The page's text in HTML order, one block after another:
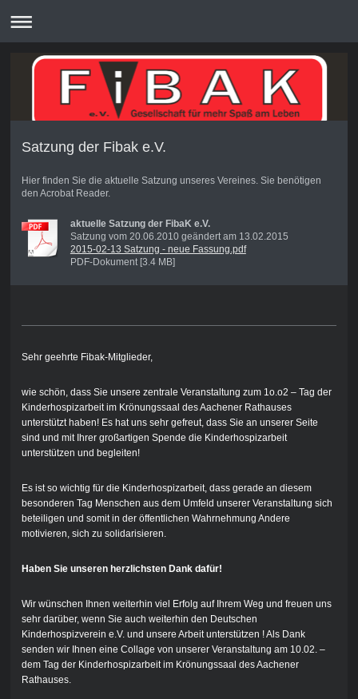
Satzung der Fibak e.V.
Hier finden Sie die aktuelle Satzung unseres Vereines. Sie benötigen
den Acrobat Reader.
aktuelle Satzung der FibaK e.V.
Satzung vom 20.06.2010 geändert am 13.02.2015
2015-02-13 Satzung - neue Fassung.pdf
PDF-Dokument [3.4 MB]
Sehr geehrte Fibak-Mitglieder,
wie schön, dass Sie unsere zentrale Veranstaltung zum 1o.o2 – Tag der
Kinderhospizarbeit im Krönungssaal des Aachener Rathauses
unterstützt haben! Es hat uns sehr gefreut, dass Sie an unserer Seite
sind und mit Ihrer großartigen Spende die Kinderhospizarbeit
unterstützen und begleiten!
Es ist so wichtig für die Kinderhospizarbeit, dass gerade an diesem
besonderen Tag Menschen aus dem Umfeld unserer Veranstaltung sich
beteiligen und somit in der öffentlichen Wahrnehmung Andere
motivieren, sich zu solidarisieren.
Haben Sie unseren herzlichsten Dank dafür!
Wir wünschen Ihnen weiterhin viel Erfolg auf Ihrem Weg und freuen uns
sehr darüber, wenn Sie auch weiterhin den Deutschen
Kinderhospizverein e.V. und unsere Arbeit unterstützen ! Als Dank
senden wir Ihnen eine Collage von unserer Veranstaltung am 1 0. 02. –
dem Tag der Kinderhospizarbeit im Krönungssaal des Aachener
Rathauses.